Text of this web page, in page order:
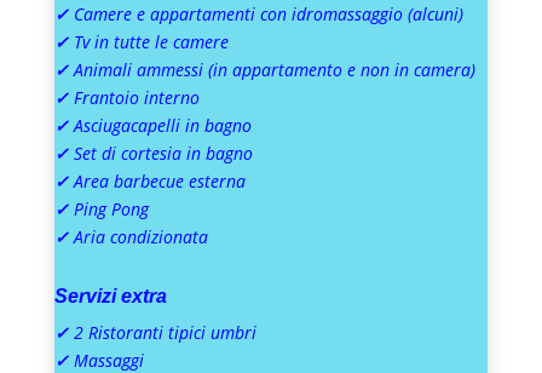
✓ Camere e appartamenti con idromassaggio (alcuni)
✓ Tv in tutte le camere
✓ Animali ammessi (in appartamento e non in camera)
✓ Frantoio interno
✓ Asciugacapelli in bagno
✓ Set di cortesia in bagno
✓ Area barbecue esterna
✓ Ping Pong
✓ Aria condizionata
Servizi extra
✓ 2 Ristoranti tipici umbri
✓ Massaggi